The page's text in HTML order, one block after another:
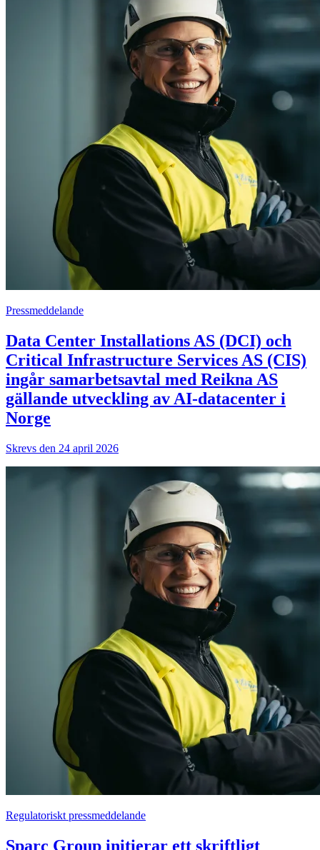
Pressmeddelande
Data Center Installations AS (DCI) och
Critical Infrastructure Services AS (CIS)
ingår samarbetsavtal med Reikna AS
gällande utveckling av AI-datacenter i
Norge
Skrevs den 24 april 2026
Regulatoriskt pressmeddelande
Sparc Group initierar ett skriftligt